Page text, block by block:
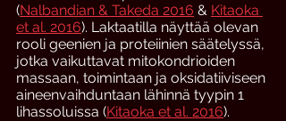
(Nalbandian & Takeda 2016 & Kitaoka
et al. 2016). Laktaatilla näyttää olevan
rooli geenien ja proteiinien säätelyssä,
jotka vaikuttavat mitokondrioiden
massaan, toimintaan ja oksidatiiviseen
aineenvaihduntaan lähinnä tyypin 1
lihassoluissa (Kitaoka et al. 2016).